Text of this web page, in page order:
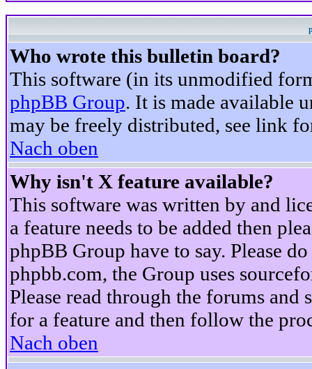
Who wrote this bulletin board?
This software (in its unmodified
phpBB Group. It is made available
may be freely distributed, see link
Nach oben
Why isn't X feature available?
This software was written by and
a feature needs to be added then
phpBB Group have to say. Please
phpbb.com, the Group uses
Please read through the forums
for a feature and then follow the
Nach oben